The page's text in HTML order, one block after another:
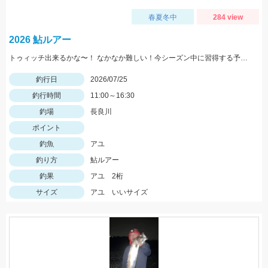
春夏冬中 284 view
2026 鮎ルアー
トゥィッチ出来るかな〜！ なかなか難しい！今シーズン中に習得する予定！
釣行日
2026/07/25
釣行時間
11:00～16:30
釣場
長良川
ポイント
釣魚
アユ
釣り方
鮎ルアー
釣果
アユ 2桁
サイズ
アユ いいサイズ